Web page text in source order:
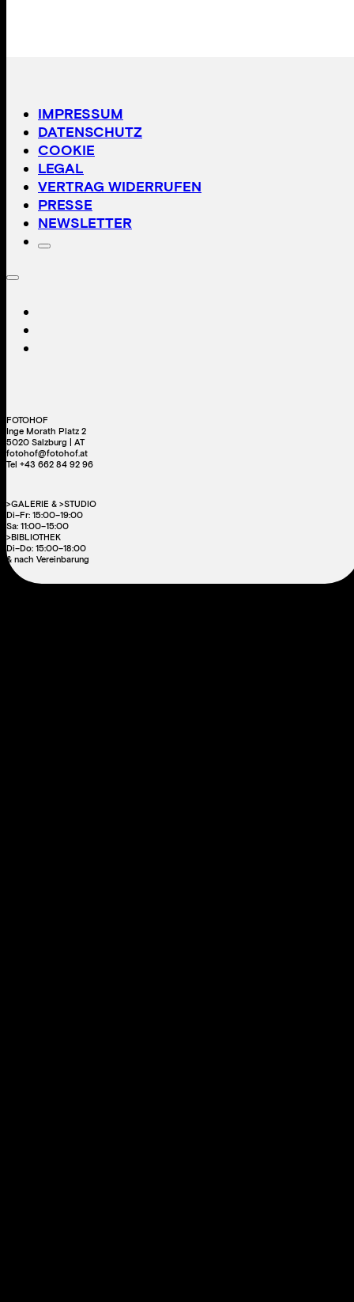
IMPRESSUM
DATENSCHUTZ
COOKIE
LEGAL
VERTRAG WIDERRUFEN
PRESSE
NEWSLETTER
FOTOHOF
Inge Morath Platz 2
5020 Salzburg | AT
fotohof@fotohof.at
Tel +43 662 84 92 96
>GALERIE & >STUDIO
Di–Fr: 15:00–19:00
Sa: 11:00–15:00
>BIBLIOTHEK
Di–Do: 15:00–18:00
& nach Vereinbarung